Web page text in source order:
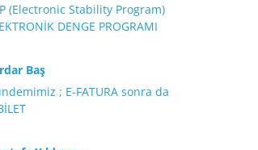
(Electronic Stability Program)
DENGE PROGRAMI
Baş
; E-FATURA sonra da